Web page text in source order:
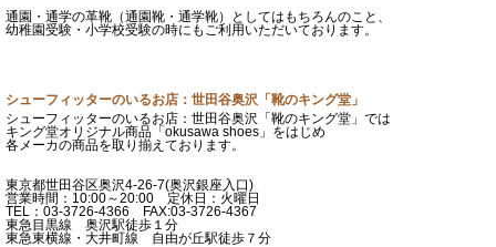
通園・通学の革靴（通園靴・通学靴）としてはもちろんのこと、
幼稚園受験・小学校受験の時にもご利用いただいております。
シューフィッターのいるお店：世田谷奥沢「靴のキング堂」
シューフィッターのいるお店：世田谷奥沢「靴のキング堂」では
キング堂オリジナル商品「okusawa shoes」をはじめ
各メーカの商品を取り揃えております。
東京都世田谷区奥沢4-26-7(奥沢銀座入口)
営業時間：10:00～20:00 定休日：火曜日
TEL：03-3726-4366 FAX:03-3726-4367
東急目黒線 奥沢駅徒歩１分
東急東横線・大井町線 自由が丘駅徒歩７分